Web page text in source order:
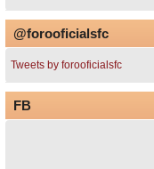
@forooficialsfc
Tweets by forooficialsfc
FB